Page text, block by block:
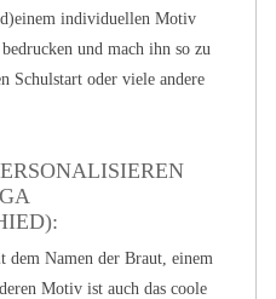
individuellen Motiv
und mach ihn so zu
Schulstart oder viele andere
dem Namen der Braut, einem
Motiv ist auch das coole